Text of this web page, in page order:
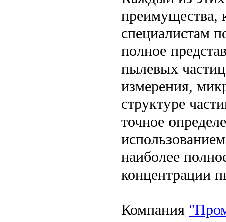
преимущества,
специалистам
полное
пылевых
измерения,
структуре
точное
наиболее
концентрации
Компания